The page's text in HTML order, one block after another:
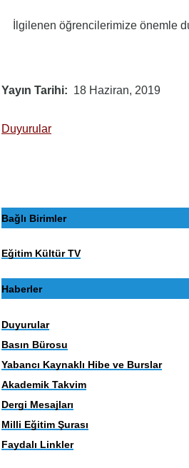
İlgilenen öğrencilerimize önemle
Yayın Tarihi 18 Haziran, 2019
Duyurular
Bağlı Birimler
Eğitim Kültür TV
Haberler
Duyurular
Basın Bürosu
Yabancı Kaynaklı Hibe ve Burslar
Akademik Takvim
Dergi Mesajları
Milli Eğitim Şurası
Faydalı Linkler